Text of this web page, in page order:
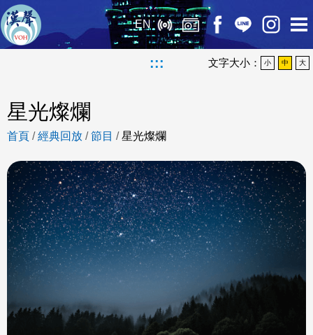
EN
::: 文字大小： 小 中 大
星光燦爛
首頁 /經典回放 /節目 /星光燦爛